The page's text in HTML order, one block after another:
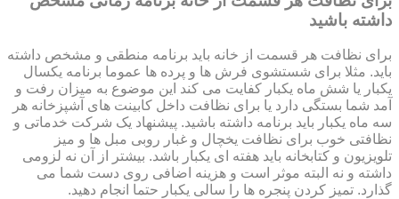
داشته باشید
برای نظافت هر قسمت از خانه باید برنامه منطقی و مشخص داشته
باید. مثلا برای شستشوی فرش ها و پرده ها عموما برنامه یکسال
یکبار یا شش ماه یکبار کفایت می کند این موضوع به میزان رفت و
آمد شما بستگی دارد یا برای نظافت داخل کابینت های آشپزخانه هر
سه ماه یکبار باید برنامه داشته باشید. پیشنهاد یک شرکت خدماتی و
نظافتی خوب برای نظافت یخچال و غبار روبی مبل ها و میز
تلویزیون و کتابخانه باید هفته ای یکبار باشد. بیشتر از آن نه لزومی
داشته و نه البته موثر است و هزینه اضافی روی دست شما می
گذارد. تمیز کردن پنجره ها را سالی یکبار حتما انجام دهید.